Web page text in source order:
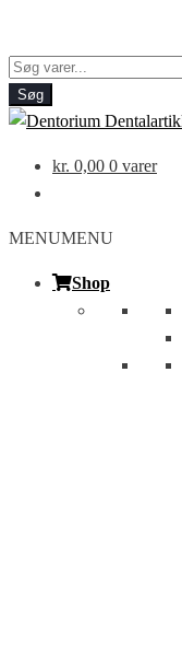
Products
search
Søg
kr. 0,00 0 varer
MENUMENU
Shop